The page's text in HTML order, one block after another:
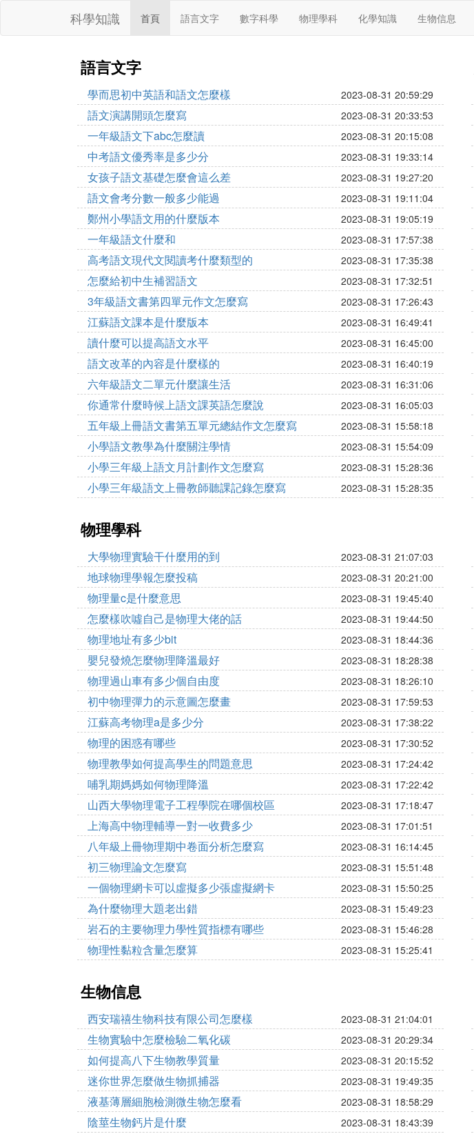
科學知識 首頁 語言文字 數字科學 物理學科 化學知識 生物信息
語言文字
學而思初中英語和語文怎麼樣 2023-08-31 20:59:29
語文演講開頭怎麼寫 2023-08-31 20:33:53
一年級語文下abc怎麼讀 2023-08-31 20:15:08
中考語文優秀率是多少分 2023-08-31 19:33:14
女孩子語文基礎怎麼會這么差 2023-08-31 19:27:20
語文會考分數一般多少能過 2023-08-31 19:11:04
鄭州小學語文用的什麼版本 2023-08-31 19:05:19
一年級語文什麼和 2023-08-31 17:57:38
高考語文現代文閱讀考什麼類型的 2023-08-31 17:35:38
怎麼給初中生補習語文 2023-08-31 17:32:51
3年級語文書第四單元作文怎麼寫 2023-08-31 17:26:43
江蘇語文課本是什麼版本 2023-08-31 16:49:41
讀什麼可以提高語文水平 2023-08-31 16:45:00
語文改革的內容是什麼樣的 2023-08-31 16:40:19
六年級語文二單元什麼讓生活 2023-08-31 16:31:06
你通常什麼時候上語文課英語怎麼說 2023-08-31 16:05:03
五年級上冊語文書第五單元總結作文怎麼寫 2023-08-31 15:58:18
小學語文教學為什麼關注學情 2023-08-31 15:54:09
小學三年級上語文月計劃作文怎麼寫 2023-08-31 15:28:36
小學三年級語文上冊教師聽課記錄怎麼寫 2023-08-31 15:28:35
物理學科
大學物理實驗干什麼用的到 2023-08-31 21:07:03
地球物理學報怎麼投稿 2023-08-31 20:21:00
物理量c是什麼意思 2023-08-31 19:45:40
怎麼樣吹噓自己是物理大佬的話 2023-08-31 19:44:50
物理地址有多少bit 2023-08-31 18:44:36
嬰兒發燒怎麼物理降溫最好 2023-08-31 18:28:38
物理過山車有多少個自由度 2023-08-31 18:26:10
初中物理彈力的示意圖怎麼畫 2023-08-31 17:59:53
江蘇高考物理a是多少分 2023-08-31 17:38:22
物理的困惑有哪些 2023-08-31 17:30:52
物理教學如何提高學生的問題意思 2023-08-31 17:24:42
哺乳期媽媽如何物理降溫 2023-08-31 17:22:42
山西大學物理電子工程學院在哪個校區 2023-08-31 17:18:47
上海高中物理輔導一對一收費多少 2023-08-31 17:01:51
八年級上冊物理期中卷面分析怎麼寫 2023-08-31 16:14:45
初三物理論文怎麼寫 2023-08-31 15:51:48
一個物理網卡可以虛擬多少張虛擬網卡 2023-08-31 15:50:25
為什麼物理大題老出錯 2023-08-31 15:49:23
岩石的主要物理力學性質指標有哪些 2023-08-31 15:46:28
物理性黏粒含量怎麼算 2023-08-31 15:25:41
生物信息
西安瑞禧生物科技有限公司怎麼樣 2023-08-31 21:04:01
生物實驗中怎麼檢驗二氧化碳 2023-08-31 20:29:34
如何提高八下生物教學質量 2023-08-31 20:15:52
迷你世界怎麼做生物抓捕器 2023-08-31 19:49:35
液基薄層細胞檢測微生物怎麼看 2023-08-31 18:58:29
陰莖生物鈣片是什麼 2023-08-31 18:43:39